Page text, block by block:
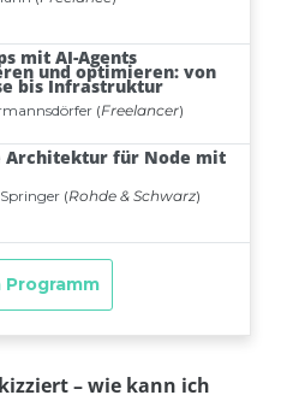
– wie kann ich